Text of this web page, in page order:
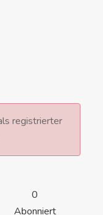
registrierter
0
Abonniert